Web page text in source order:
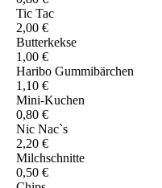
Tic Tac
2,00 €
Butterkekse
1,00 €
Haribo Gummibärchen
1,10 €
Mini-Kuchen
0,80 €
Nic Nac`s
2,20 €
Milchschnitte
0,50 €